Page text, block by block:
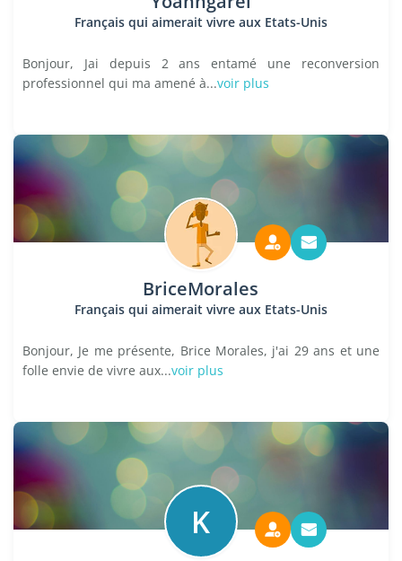
Français qui aimerait vivre aux Etats-Unis
Bonjour, Jai depuis 2 ans entamé une reconversion
professionnel qui ma amené à...voir plus
BriceMorales
Français qui aimerait vivre aux Etats-Unis
Bonjour, Je me présente, Brice Morales, j'ai 29 ans et une
folle envie de vivre aux...voir plus
K